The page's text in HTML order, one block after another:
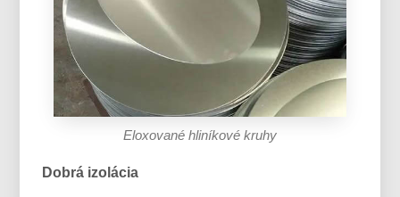
Eloxované hliníkové kruhy
Dobrá izolácia